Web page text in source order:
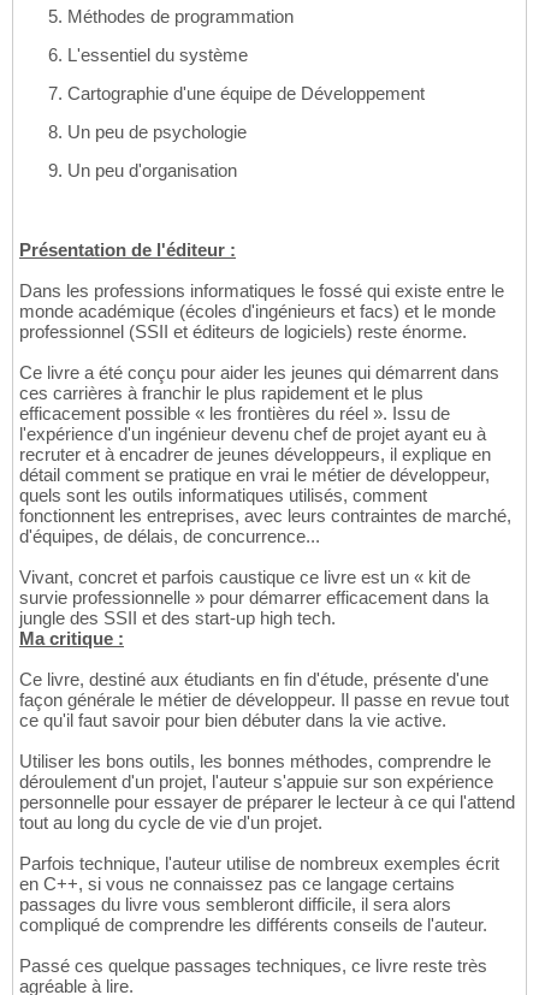
Méthodes de programmation
L'essentiel du système
Cartographie d'une équipe de Développement
Un peu de psychologie
Un peu d'organisation
Présentation de l'éditeur :
Dans les professions informatiques le fossé qui existe entre le
monde académique (écoles d'ingénieurs et facs) et le monde
professionnel (SSII et éditeurs de logiciels) reste énorme.
Ce livre a été conçu pour aider les jeunes qui démarrent dans
ces carrières à franchir le plus rapidement et le plus
efficacement possible « les frontières du réel ». Issu de
l'expérience d'un ingénieur devenu chef de projet ayant eu à
recruter et à encadrer de jeunes développeurs, il explique en
détail comment se pratique en vrai le métier de développeur,
quels sont les outils informatiques utilisés, comment
fonctionnent les entreprises, avec leurs contraintes de marché,
d'équipes, de délais, de concurrence...
Vivant, concret et parfois caustique ce livre est un « kit de
survie professionnelle » pour démarrer efficacement dans la
jungle des SSII et des start-up high tech.
Ma critique :
Ce livre, destiné aux étudiants en fin d'étude, présente d'une
façon générale le métier de développeur. Il passe en revue tout
ce qu'il faut savoir pour bien débuter dans la vie active.
Utiliser les bons outils, les bonnes méthodes, comprendre le
déroulement d'un projet, l'auteur s'appuie sur son expérience
personnelle pour essayer de préparer le lecteur à ce qui l'attend
tout au long du cycle de vie d'un projet.
Parfois technique, l'auteur utilise de nombreux exemples écrit
en C++, si vous ne connaissez pas ce langage certains
passages du livre vous sembleront difficile, il sera alors
compliqué de comprendre les différents conseils de l'auteur.
Passé ces quelque passages techniques, ce livre reste très
agréable à lire.